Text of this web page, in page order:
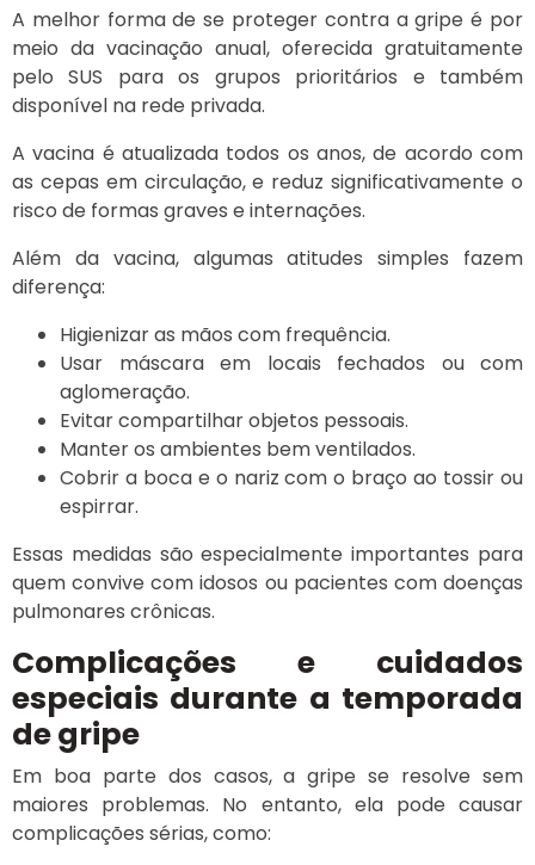
A melhor forma de se proteger contra a gripe é por
meio da vacinação anual, oferecida gratuitamente
pelo SUS para os grupos prioritários e também
disponível na rede privada.
A vacina é atualizada todos os anos, de acordo com
as cepas em circulação, e reduz significativamente o
risco de formas graves e internações.
Além da vacina, algumas atitudes simples fazem
diferença:
Higienizar as mãos com frequência.
Usar máscara em locais fechados ou com
aglomeração.
Evitar compartilhar objetos pessoais.
Manter os ambientes bem ventilados.
Cobrir a boca e o nariz com o braço ao tossir ou
espirrar.
Essas medidas são especialmente importantes para
quem convive com idosos ou pacientes com doenças
pulmonares crônicas.
Complicações e cuidados
especiais durante a temporada
de gripe
Em boa parte dos casos, a gripe se resolve sem
maiores problemas. No entanto, ela pode causar
complicações sérias, como: